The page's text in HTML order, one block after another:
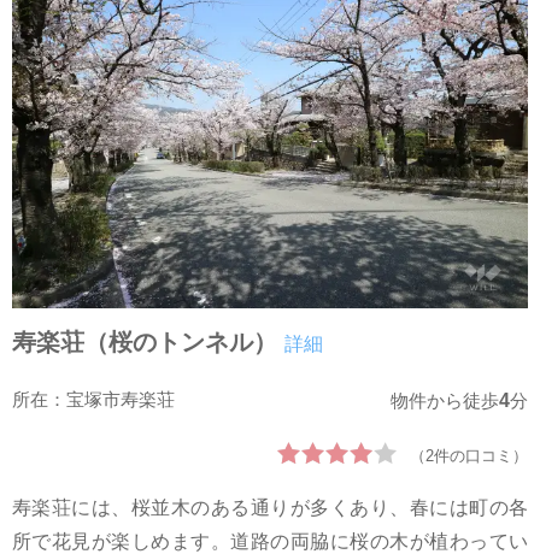
寿楽荘（桜のトンネル） 詳細
所在：宝塚市寿楽荘 物件から徒歩4分
（2件の口コミ）
寿楽荘には、桜並木のある通りが多くあり、春には町の各
所で花見が楽しめます。道路の両脇に桜の木が植わってい